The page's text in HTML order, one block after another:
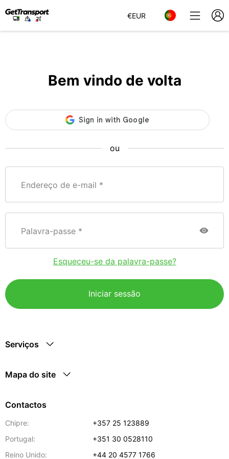
€EUR
Bem vindo de volta
ou
Endereço de e-mail
Palavra-passe
Esqueceu-se da palavra-passe?
Iniciar sessão
Serviços
Mapa do site
Contactos
Chipre:
+357 25 123889
Portugal:
+351 30 0528110
Reino Unido:
+44 20 4577 1766